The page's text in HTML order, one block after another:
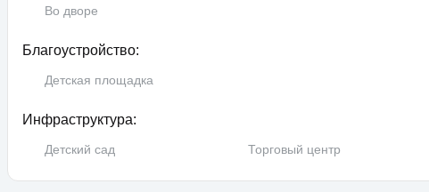
Во дворе
Благоустройство:
Детская площадка
Инфраструктура:
Детский сад Торговый центр